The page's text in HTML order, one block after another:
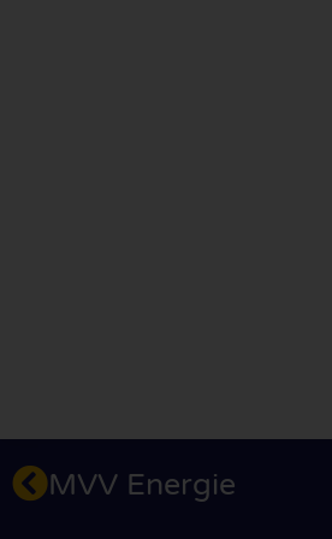
MVV Energie